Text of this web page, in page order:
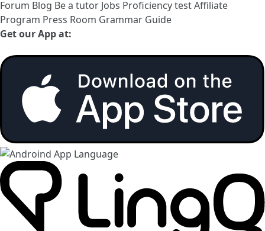
Forum Blog Be a tutor Jobs Proficiency testAffiliate
Program Press Room Grammar Guide
Get our App at: